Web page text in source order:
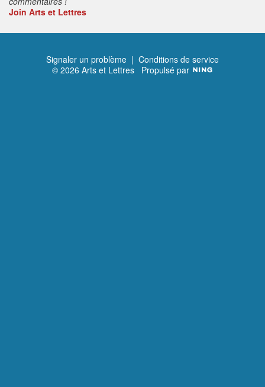
Join Arts et Lettres
Signaler un problème | Conditions de service
© 2026 Arts et Lettres Propulsé par